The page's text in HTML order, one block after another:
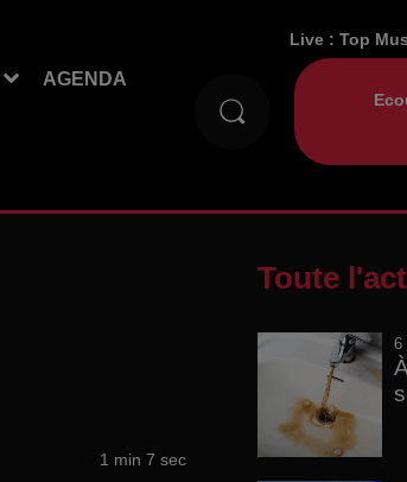
AGENDA
Live :Top
1 min 7 sec
Toute
6